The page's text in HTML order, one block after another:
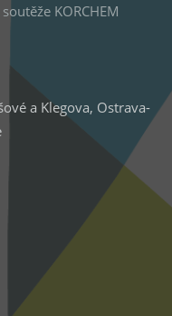
KORCHEM
a Klegova, Ostrava-